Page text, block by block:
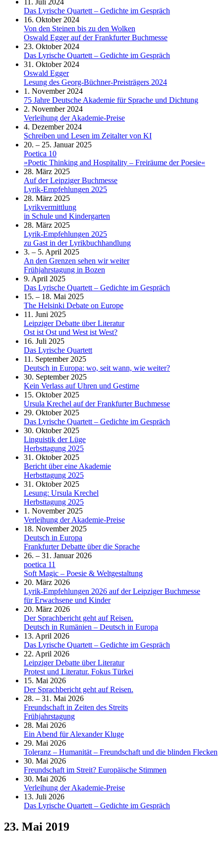
Das Lyrische Quartett – Gedichte im Gespräch
16. Oktober 2024
Von den Steinen bis zu den Wolken
Oswald Egger auf der Frankfurter Buchmesse
23. Oktober 2024
Das Lyrische Quartett – Gedichte im Gespräch
31. Oktober 2024
Oswald Egger
Lesung des Georg-Büchner-Preisträgers 2024
1. November 2024
75 Jahre Deutsche Akademie für Sprache und Dichtung
2. November 2024
Verleihung der Akademie-Preise
4. Dezember 2024
Schreiben und Lesen im Zeitalter von KI
20. – 25. Januar 2025
Poetica 10
»Poetic Thinking and Hospitality – Freiräume der Poesie«
28. März 2025
Auf der Leipziger Buchmesse
Lyrik-Empfehlungen 2025
28. März 2025
Lyrikvermittlung
in Schule und Kindergarten
28. März 2025
Lyrik-Empfehlungen 2025
zu Gast in der Lyrikbuchhandlung
3. – 5. April 2025
An den Grenzen sehen wir weiter
Frühjahrstagung in Bozen
9. April 2025
Das Lyrische Quartett – Gedichte im Gespräch
15. – 18. Mai 2025
The Helsinki Debate on Europe
11. Juni 2025
Leipziger Debatte über Literatur
Ost ist Ost und West ist West?
16. Juli 2025
Das Lyrische Quartett
11. September 2025
Deutsch in Europa: wo, seit wann, wie weiter?
30. September 2025
Kein Verlass auf Uhren und Gestirne
15. Oktober 2025
Ursula Krechel auf der Frankfurter Buchmesse
29. Oktober 2025
Das Lyrische Quartett – Gedichte im Gespräch
30. Oktober 2025
Linguistik der Lüge
Herbsttagung 2025
31. Oktober 2025
Bericht über eine Akademie
Herbsttagung 2025
31. Oktober 2025
Lesung: Ursula Krechel
Herbsttagung 2025
1. November 2025
Verleihung der Akademie-Preise
18. November 2025
Deutsch in Europa
Frankfurter Debatte über die Sprache
26. – 31. Januar 2026
poetica 11
Soft Magic – Poesie & Weltgestaltung
20. März 2026
Lyrik-Empfehlungen 2026 auf der Leipziger Buchmesse
für Erwachsene und Kinder
20. März 2026
Der Sprachbericht geht auf Reisen.
Deutsch in Rumänien – Deutsch in Europa
13. April 2026
Das Lyrische Quartett – Gedichte im Gespräch
22. April 2026
Leipziger Debatte über Literatur
Protest und Literatur. Fokus Türkei
15. Mai 2026
Der Sprachbericht geht auf Reisen.
28. – 31. Mai 2026
Freundschaft in Zeiten des Streits
Frühjahrstagung
28. Mai 2026
Ein Abend für Alexander Kluge
29. Mai 2026
Toleranz – Humanität – Freundschaft und die blinden Flecken
30. Mai 2026
Freundschaft im Streit? Europäische Stimmen
30. Mai 2026
Verleihung der Akademie-Preise
13. Juli 2026
Das Lyrische Quartett – Gedichte im Gespräch
23. Mai 2019